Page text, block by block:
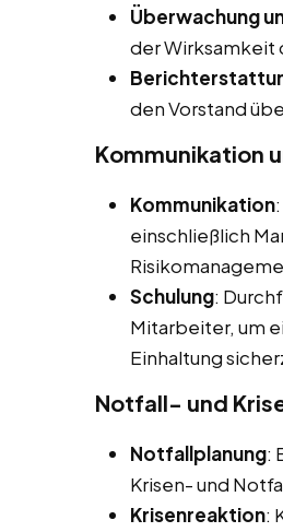
Überwachung
der Wirksamkeit
den Vorstand
Kommunikation
Kommunikation
einschließlich
Schulung:
Mitarbeiter, um
Einhaltung
Notfall- und
Notfallplanung:
Krisen- und
Krisenreaktion: